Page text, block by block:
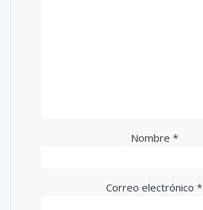
Nombre *
Correo electrónico *